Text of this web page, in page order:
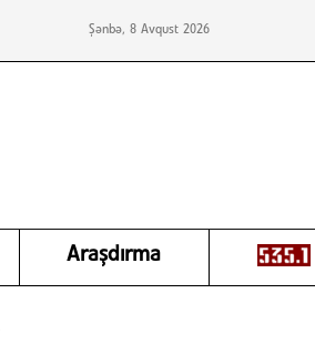
Şənbə, 8 Avqust 2026
Araşdırma